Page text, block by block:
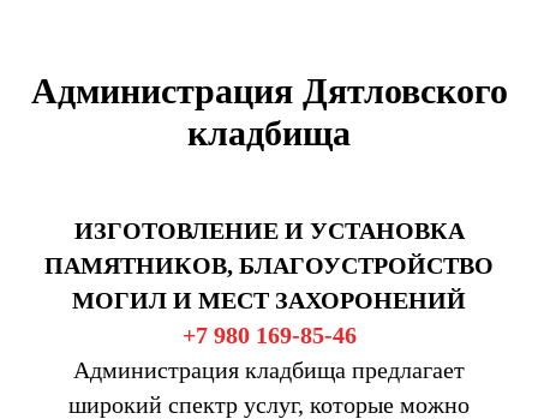
Администрация Дятловского
кладбища
ИЗГОТОВЛЕНИЕ И УСТАНОВКА
ПАМЯТНИКОВ, БЛАГОУСТРОЙСТВО
МОГИЛ И МЕСТ ЗАХОРОНЕНИЙ
+7 980 169-85-46
Администрация кладбища предлагает
широкий спектр услуг, которые можно